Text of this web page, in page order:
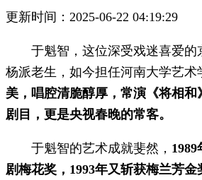
更新时间：2025-06-22 04:19:29
于魁智，这位深受戏迷喜爱的
杨派老生，如今担任河南大学艺术
美，唱腔清脆醇厚，常演《将相
剧目，更是央视春晚的常客。
于魁智的艺术成就斐然，
剧梅花奖，1993年又斩获梅兰芳金